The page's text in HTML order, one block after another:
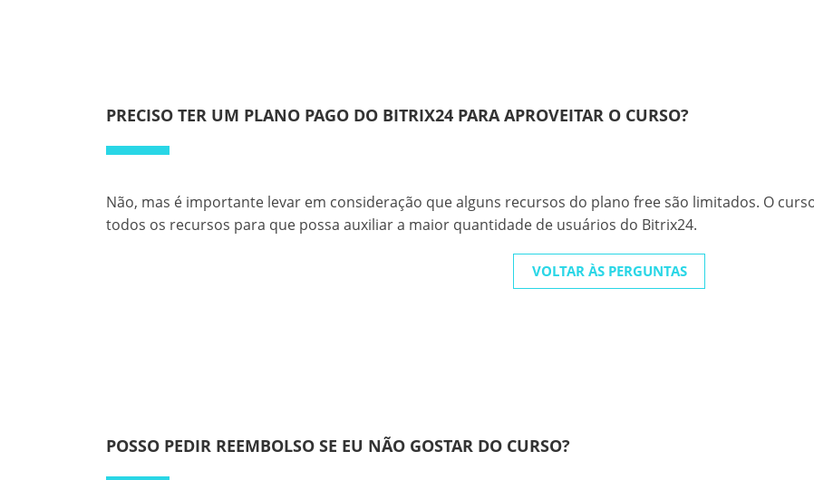
PRECISO TER UM PLANO PAGO DO BITRIX24 PARA APROVEITAR O CURSO?
Não, mas é importante levar em consideração que alguns recursos do plano free são limitados. O
todos os recursos para que possa auxiliar a maior quantidade de usuários do Bitrix24.
VOLTAR ÀS PERGUNTAS
POSSO PEDIR REEMBOLSO SE EU NÃO GOSTAR DO CURSO?